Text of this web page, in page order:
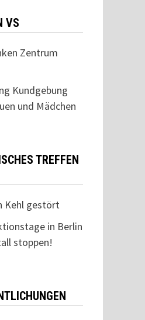
VS
Zentrum
Kundgebung
und Mädchen
TREFFEN
Kehl gestört
in Berlin
stoppen!